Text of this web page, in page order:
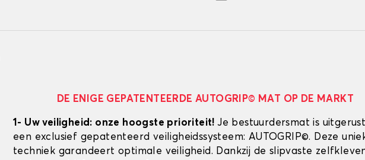
DE ENIGE GEPATENTEERDE AUTOGRIP© MAT OP DE MARKT
1- Uw veiligheid: onze hoogste prioriteit!Je bestuurdersmat is
een exclusief gepatenteerd veiligheidssysteem: AUTOGRIP©. Deze
techniek garandeert optimale veiligheid. Dankzij de slipvaste